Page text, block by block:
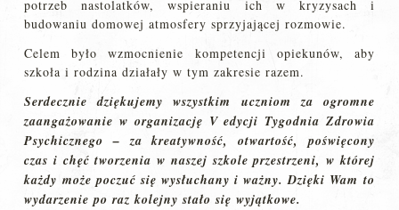
potrzeb nastolatków, wspieraniu ich w kryzysach i
budowaniu domowej atmosfery sprzyjającej rozmowie.
Celem było wzmocnienie kompetencji opiekunów, aby
szkoła i rodzina działały w tym zakresie razem.
Serdecznie dziękujemy wszystkim uczniom za ogromne
zaangażowanie w organizację V edycji Tygodnia Zdrowia
Psychicznego – za kreatywność, otwartość, poświęcony
czas i chęć tworzenia w naszej szkole przestrzeni, w której
każdy może poczuć się wysłuchany i ważny. Dzięki Wam to
wydarzenie po raz kolejny stało się wyjątkowe.